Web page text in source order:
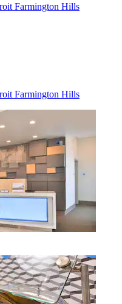
Farmington Hills
Farmington Hills